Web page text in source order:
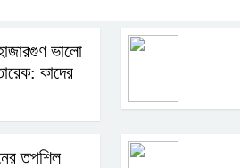
ভালো
কাদের
তপশিল